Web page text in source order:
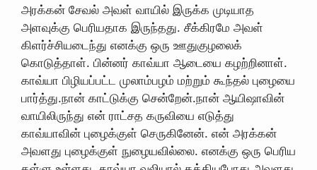
அரக்கன் சேவல் அவள் வாயில் இருக்க முடியாத
அளவுக்கு பெரியதாக இருந்தது. சீக்கிரமே அவள்
கிளர்ச்சியடைந்து எனக்கு ஒரு ஊதுகுழலைக்
கொடுத்தாள். பின்னர் காவ்யா ஆடையை கழற்றினாள்.
காவ்யா பிழியப்பட்ட முலாம்பழம் மற்றும் கூந்தல் புழையை
பார்த்து.நான் காட்டுக்கு சென்றேன்.நான் ஆயிஷாவின்
வாயிலிருந்து என் ராட்சத கருவியை எடுத்து
காவ்யாவின் புழைக்குள் செருகினேன். என் அரக்கன்
அவளது புழைக்குள் நுழையவில்லை. எனக்கு ஒரு பெரிய